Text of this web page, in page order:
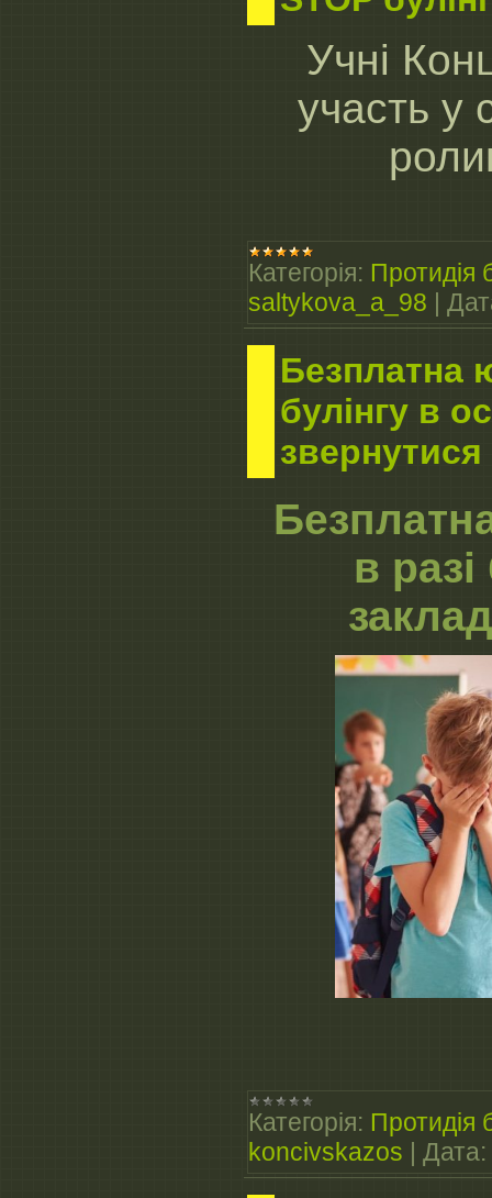
Учні
участь у
Категорія: Протидія
saltykova_a_98 |
Безплатна
булінгу в
звернутися
в разі
Категорія: Протидія
koncivskazos | Дата: